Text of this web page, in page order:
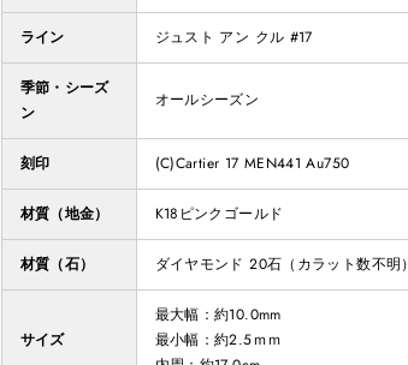
ライン ジュスト アン クル #17
季節・シーズ
ン
オールシーズン
刻印 (C)Cartier 17 MEN441 Au750
材質（地金） K18ピンクゴールド
材質（石） ダイヤモンド 20石（カラット数不明）
サイズ
最大幅：約10.0mm
最小幅：約2.5ｍｍ